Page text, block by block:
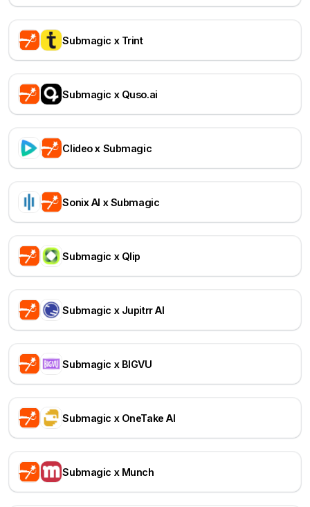
Submagic x Trint
Submagic x Quso.ai
Clideo x Submagic
Sonix AI x Submagic
Submagic x Qlip
Submagic x Jupitrr AI
Submagic x BIGVU
Submagic x OneTake AI
Submagic x Munch